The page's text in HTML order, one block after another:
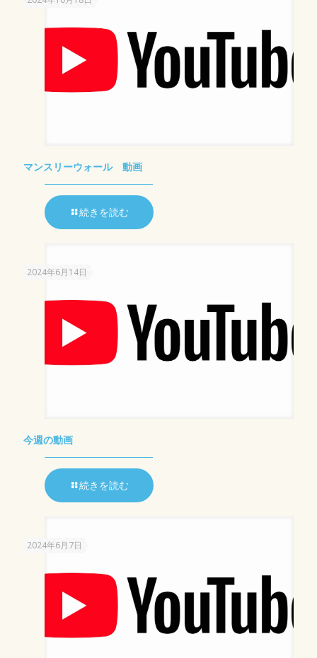
マンスリーウォール 動画
続きを読む
2024年6月14日
今週の動画
続きを読む
2024年6月7日